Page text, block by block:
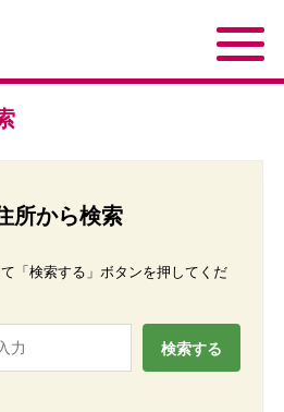
所から検索
「検索する」ボタンを押してくだ